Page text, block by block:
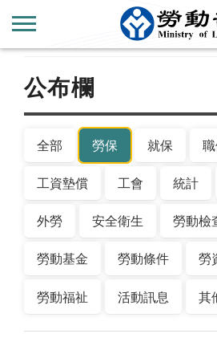
新聞公告
公布欄
全部 勞保 就保
工資墊償 工會 統計
外勞 安全衛生 勞動檢
勞動基金 勞動條件 勞
勞動福祉 活動訊息 其